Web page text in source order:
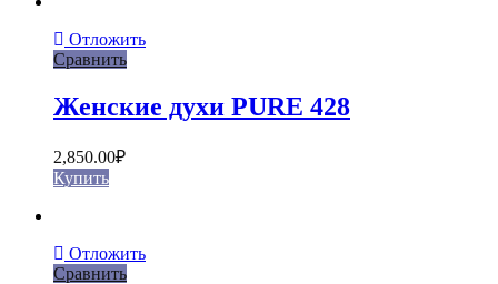
Отложить
Сравнить
Женские духи PURE 428
2,850.00₽
Купить
Отложить
Сравнить